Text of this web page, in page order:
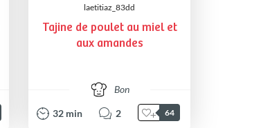
laetitiaz_83dd
Tajine de poulet au miel et
aux amandes
Bon
32 min 2 64